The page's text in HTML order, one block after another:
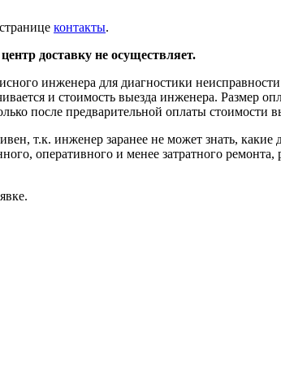
контакты.
доставку не осуществляет.
инженера для диагностики
и стоимость выезда инженера. Размер
после предварительной оплаты стоимости
т.к. инженер заранее не может знать, какие
оперативного и менее затратного